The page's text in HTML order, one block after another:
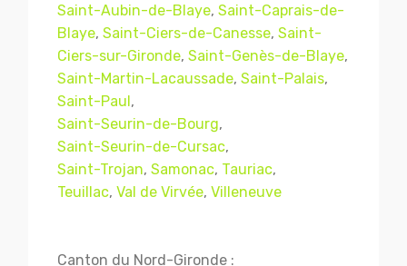
Saint-Aubin-de-Blaye, Saint-Caprais-de-
Blaye, Saint-Ciers-de-Canesse, Saint-
Ciers-sur-Gironde, Saint-Genès-de-Blaye,
Saint-Martin-Lacaussade, Saint-Palais,
Saint-Paul,
Saint-Seurin-de-Bourg,
Saint-Seurin-de-Cursac,
Saint-Trojan, Samonac, Tauriac,
Teuillac, Val de Virvée, Villeneuve
Canton du Nord-Gironde :
Mentions légales
© Copyright 2018 - 2021